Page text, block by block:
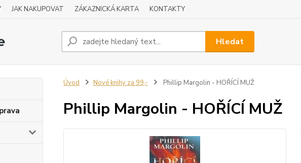
JAK NAKUPOVAT ZÁKAZNICKÁ KARTA KONTAKTY
Hledat
Úvod Nové knihy za 99,- Phillip Margolin - HOŘÍCÍ MUŽ
Phillip Margolin - HOŘÍCÍ MUŽ